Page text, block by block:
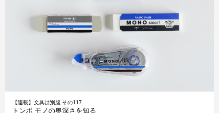
【連載】文具は別腹 その117
トンボ モノの奥深さを知る